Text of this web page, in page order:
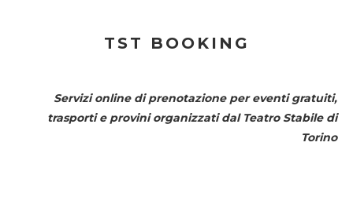
TST BOOKING
Servizi online di prenotazione per eventi gratuiti,
trasporti e provini organizzati dal Teatro Stabile di
Torino